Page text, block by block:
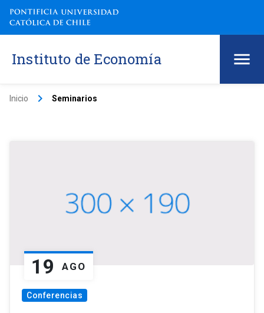
Instituto de Economía
Inicio keyboard_arrow_right Seminarios
19 AGO
Conferencias